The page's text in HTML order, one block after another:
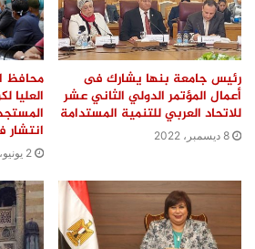
رئيس جامعة بنها يشارك فى
أعمال المؤتمر الدولي الثاني عشر
للاتحاد العربي للتنمية المستدامة
8 ديسمبر، 2022
محافظ
العليا
انتشار
2 يونيو، 2020